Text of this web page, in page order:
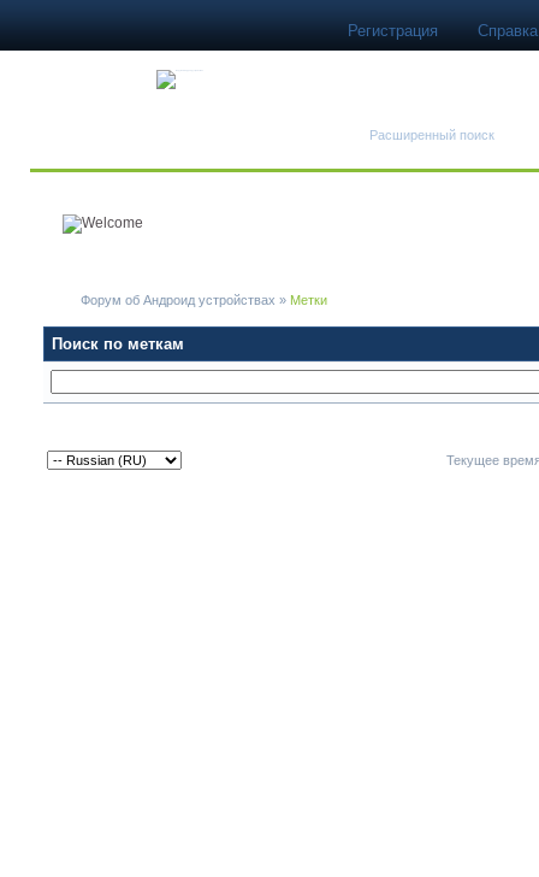
Регистрация Справка
Расширенный поиск
Форум об Андроид устройствах » Метки
Поиск по меткам
Текущее